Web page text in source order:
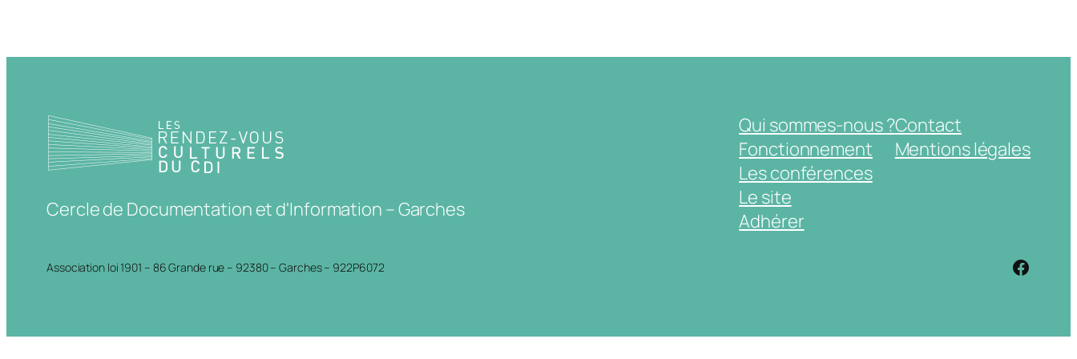
Cercle de Documentation et d'Information – Garches
Qui sommes-nous ?
Fonctionnement
Les conférences
Le site
Adhérer
Contact
Mentions légales
Association loi 1901 – 86 Grande rue – 92380 – Garches – 922P6072